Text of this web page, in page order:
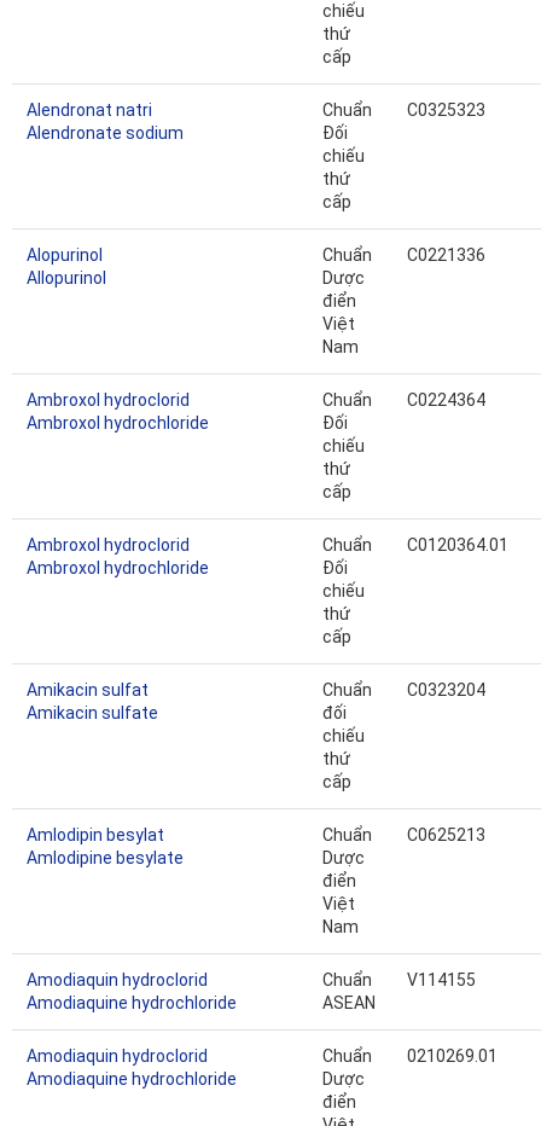
chiếu
thứ
cấp
Alendronat natri
Alendronate sodium
Chuẩn
Đối
chiếu
thứ
cấp
C0325323
Alopurinol
Allopurinol
Chuẩn
Dược
điển
Việt
Nam
C0221336
Ambroxol hydroclorid
Ambroxol hydrochloride
Chuẩn
Đối
chiếu
thứ
cấp
C0224364
Ambroxol hydroclorid
Ambroxol hydrochloride
Chuẩn
Đối
chiếu
thứ
cấp
C0120364.01
Amikacin sulfat
Amikacin sulfate
Chuẩn
đối
chiếu
thứ
cấp
C0323204
Amlodipin besylat
Amlodipine besylate
Chuẩn
Dược
điển
Việt
Nam
C0625213
Amodiaquin hydroclorid
Amodiaquine hydrochloride
Chuẩn
ASEAN
V114155
Amodiaquin hydroclorid
Amodiaquine hydrochloride
Chuẩn
Dược
điển
0210269.01